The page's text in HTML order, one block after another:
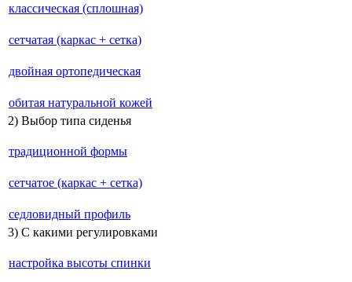
классическая (сплошная)
сетчатая (каркас + сетка)
двойная ортопедическая
обитая натуральной кожей
2) Выбор типа сиденья
традиционной формы
сетчатое (каркас + сетка)
седловидный профиль
3) С какими регулировками
настройка высоты спинки